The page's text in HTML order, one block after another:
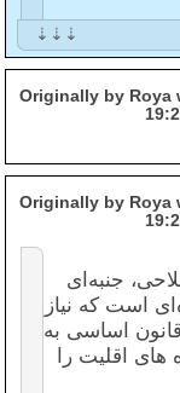
بایستی
بدان
مردم می
بر اساس
اساسی
و ارزشهای
شود.
ابهام بوده و
تا از
(3.2) Originally by
(4.2) Originally by
جنبه‌ای
است که نیاز
اساسی به
اقلیت را